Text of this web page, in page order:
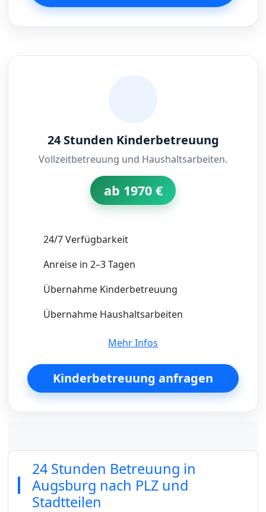
24 Stunden Kinderbetreuung
Vollzeitbetreuung und Haushaltsarbeiten.
ab 1970 €
24/7 Verfügbarkeit
Anreise in 2–3 Tagen
Übernahme Kinderbetreuung
Übernahme Haushaltsarbeiten
Mehr Infos
Kinderbetreuung anfragen
24 Stunden Betreuung in
Augsburg nach PLZ und
Stadtteilen